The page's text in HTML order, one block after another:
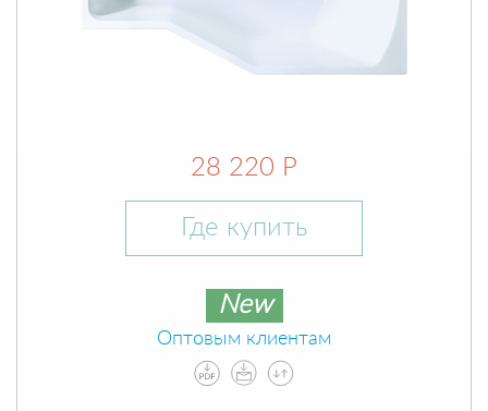
28 220 Р
Где купить
New
Оптовым клиентам